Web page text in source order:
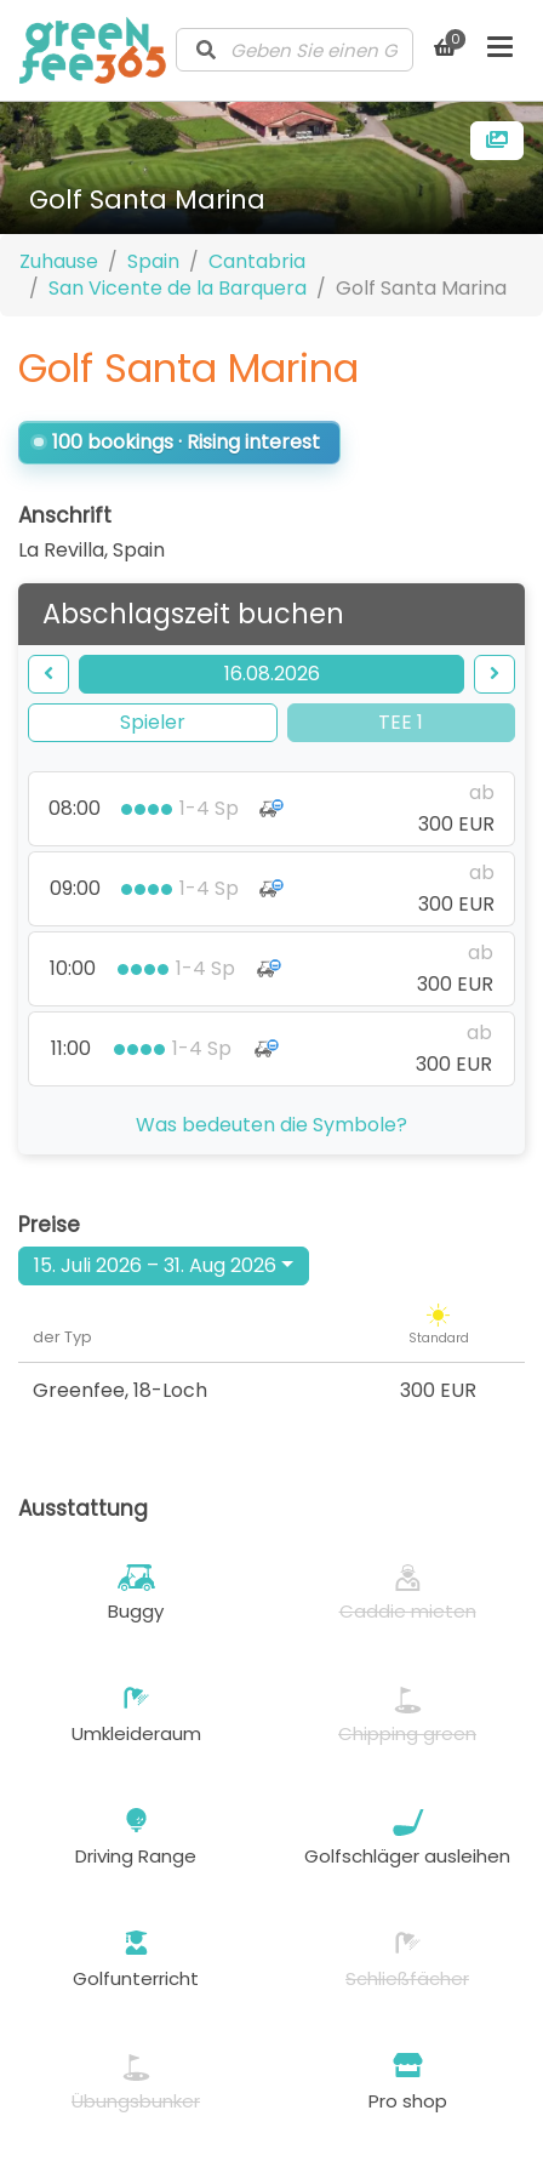
0
Golf Santa Marina
Zuhause Spain
Cantabria
San Vicente de la Barquera
Golf Santa Marina
Golf Santa Marina
100 bookings · Rising interest
Anschrift
La Revilla,Spain
Abschlagszeit buchen
16.08.2026
Spieler
TEE 1
08:00 1-4 Sp
ab
300 EUR
09:00 1-4 Sp
ab
300 EUR
10:00 1-4 Sp
ab
300 EUR
11:00 1-4 Sp
ab
300 EUR
1-4 Sp
13:00
14:00 1-4 Sp
300 EUR
15:00 1-4 Sp
300 EUR
Was bedeuten die Symbole?
Preise
15. Juli 2026 – 31. Aug 2026
der Typ Standard
Greenfee,18-Loch 300 EUR
Ausstattung
Buggy Caddie mieten
Umkleideraum Chipping green
Driving Range Golfschläger ausleihen
Golfunterricht Schließfächer
Übungsbunker Pro shop